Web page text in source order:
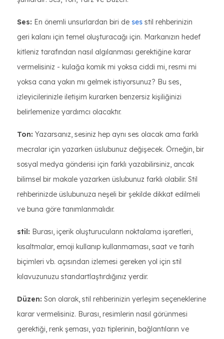
Ses: En önemli unsurlardan biri de ses stil rehberinizin
geri kalanı için temel oluşturacağı için. Markanızın hedef
kitleniz tarafından nasıl algılanması gerektiğine karar
vermelisiniz - kulağa komik mi yoksa ciddi mi, resmi mi
yoksa cana yakın mı gelmek istiyorsunuz? Bu ses,
izleyicilerinizle iletişim kurarken benzersiz kişiliğinizi
belirlemenize yardımcı olacaktır.
Ton: Yazarsanız, sesiniz hep aynı ses olacak ama farklı
mecralar için yazarken üslubunuz değişecek. Örneğin, bir
sosyal medya gönderisi için farklı yazabilirsiniz, ancak
bilimsel bir makale yazarken üslubunuz farklı olabilir. Stil
rehberinizde üslubunuza neşeli bir şekilde dikkat edilmeli
ve buna göre tanımlanmalıdır.
stil: Burası, içerik oluşturucuların noktalama işaretleri,
kısaltmalar, emoji kullanıp kullanmaması, saat ve tarih
biçimleri vb. açısından izlemesi gereken yol için stil
kılavuzunuzu standartlaştırdığınız yerdir.
Düzen: Son olarak, stil rehberinizin yerleşim seçeneklerine
karar vermelisiniz. Burası, resimlerin nasıl görünmesi
gerektiği, renk şeması, yazı tiplerinin, bağlantıların ve